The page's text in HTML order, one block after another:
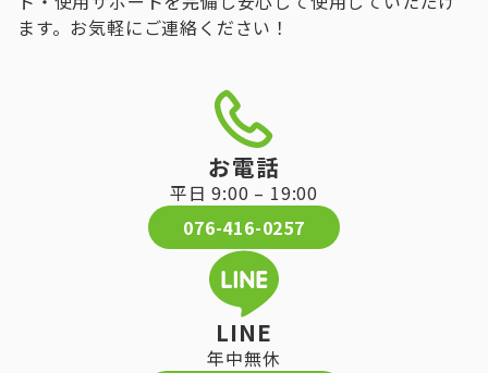
ます。お気軽にご連絡ください！
お電話
平日 9:00 – 19:00
076-416-0257
LINE
年中無休